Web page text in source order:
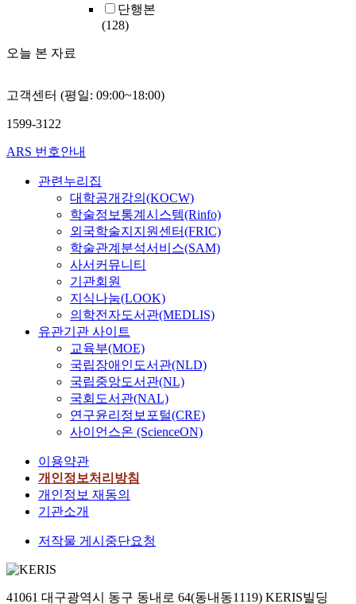
단행본
(128)
오늘 본 자료
고객센터 (평일: 09:00~18:00)
1599-3122
ARS 번호안내
관련누리집
대학공개강의(KOCW)
학술정보통계시스템(Rinfo)
외국학술지지원센터(FRIC)
학술관계분석서비스(SAM)
사서커뮤니티
기관회원
지식나눔(LOOK)
의학전자도서관(MEDLIS)
유관기관 사이트
교육부(MOE)
국립장애인도서관(NLD)
국립중앙도서관(NL)
국회도서관(NAL)
연구윤리정보포털(CRE)
사이언스온 (ScienceON)
이용약관
개인정보처리방침
개인정보 재동의
기관소개
저작물 게시중단요청
41061 대구광역시 동구 동내로 64(동내동1119) KERIS빌딩